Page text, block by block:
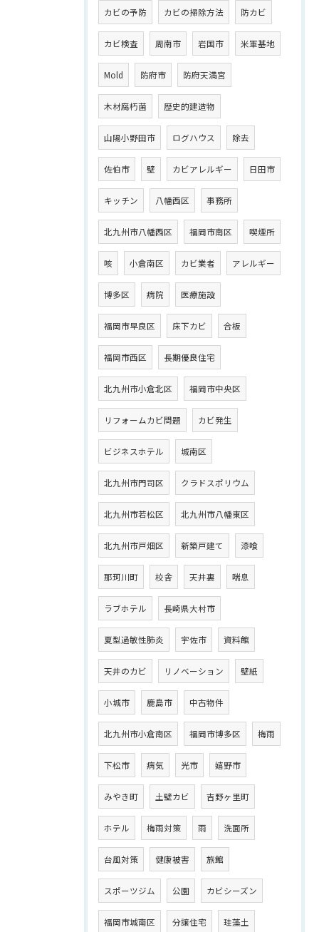
カビの予防 カビの掃除方法 防カビ
カビ検査 周南市 岩国市 米軍基地
Mold 防府市 防府天満宮
木材腐朽菌 歴史的建造物
山陽小野田市 ログハウス 除去
佐伯市 壁 カビアレルギー 日田市
キッチン 八幡西区 事務所
北九州市八幡西区 福岡市南区 喫煙所
咳 小倉南区 カビ業者 アレルギー
博多区 病院 医療施設
福岡市早良区 床下カビ 合板
福岡市西区 長期優良住宅
北九州市小倉北区 福岡市中央区
リフォームカビ問題 カビ発生
ビジネスホテル 城南区
北九州市門司区 クラドスポリウム
北九州市若松区 北九州市八幡東区
北九州市戸畑区 新築戸建て 漆喰
那珂川町 校舎 天井裏 喘息
ラブホテル 長崎県大村市
夏型過敏性肺炎 宇佐市 資料館
天井のカビ リノベーション 壁紙
小城市 鹿島市 中古物件
北九州市小倉南区 福岡市博多区 梅雨
下松市 病気 光市 嬉野市
みやき町 土壁カビ 吉野ヶ里町
ホテル 梅雨対策 雨 洗面所
台風対策 健康被害 旅館
スポーツジム 公園 カビシーズン
福岡市城南区 分譲住宅 珪藻土